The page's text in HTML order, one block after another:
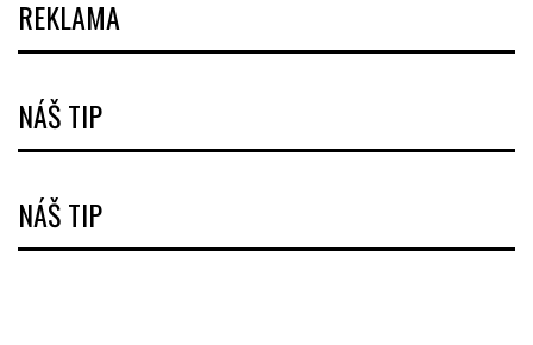
REKLAMA
NÁŠ TIP
NÁŠ TIP